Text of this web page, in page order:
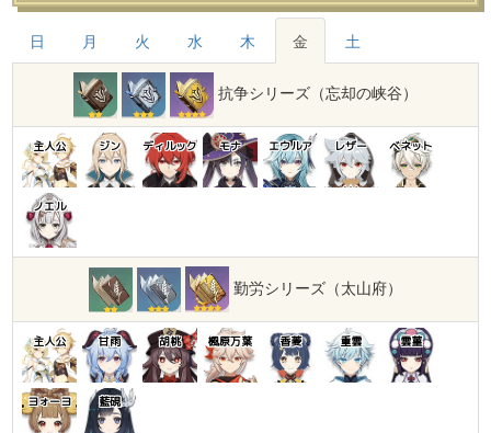
日 月 火 水 木 金 土
抗争シリーズ（忘却の峡谷）
主人公 ジン ディルック モナ エウルア レザー ベネット
ノエル
勤労シリーズ（太山府）
主人公 甘雨 胡桃 楓原万葉 香菱 重雲 雲菫
ヨォーヨ 藍硯